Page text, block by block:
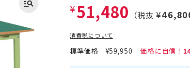
¥51,480 （税抜
消費税について
標準価格 ¥59,950